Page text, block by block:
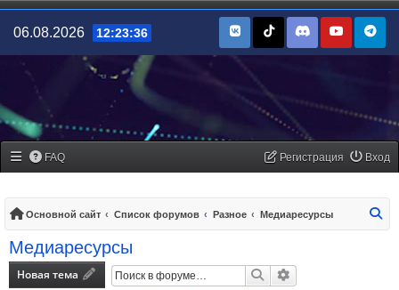
06.08.2026 12:23:36
FAQ Вход
Регистрация
Основной сайт Список форумов Разное Медиаресурсы
Медиаресурсы
Новая тема Поиск